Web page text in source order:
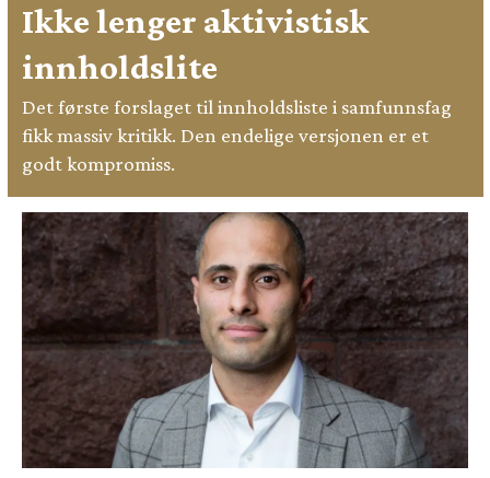
Ikke lenger aktivistisk
innholdslite
Det første forslaget til innholdsliste i samfunnsfag
fikk massiv kritikk. Den endelige versjonen er et
godt kompromiss.